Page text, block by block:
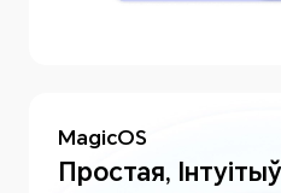
MagicOS
Простая,